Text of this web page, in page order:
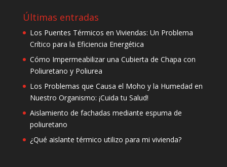
Últimas entradas
Los Puentes Térmicos en Viviendas: Un Problema
Crítico para la Eficiencia Energética
Cómo Impermeabilizar una Cubierta de Chapa con
Poliuretano y Poliurea
Los Problemas que Causa el Moho y la Humedad en
Nuestro Organismo: ¡Cuida tu Salud!
Aislamiento de fachadas mediante espuma de
poliuretano
¿Qué aislante térmico utilizo para mi vivienda?